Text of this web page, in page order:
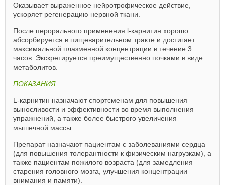
Оказывает выраженное нейротрофическое действие,
ускоряет регенерацию нервной ткани.
После перорального применения l-карнитин хорошо
абсорбируется в пищеварительном тракте и достигает
максимальной плазменной концентрации в течение 3
часов. Экскретируется преимущественно почками в виде
метаболитов.
ПОКАЗАНИЯ:
L-карнитин назначают спортсменам для повышения
выносливости и эффективности во время выполнения
упражнений, а также более быстрого увеличения
мышечной массы.
Препарат назначают пациентам с заболеваниями сердца
(для повышения толерантности к физическим нагрузкам), а
также пациентам пожилого возраста (для замедления
старения головного мозга, улучшения концентрации
внимания и памяти).